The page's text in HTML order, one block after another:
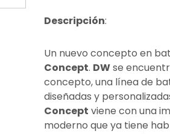
Descripción:
Un nuevo concepto en
Concept. DWse
concepto, una línea de
diseñadas y
Concept viene con una
moderno que ya tiene